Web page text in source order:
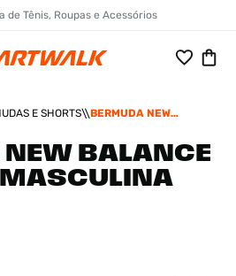
de Tênis, Roupas e Acessórios
E SHORTS
BERMUDA NEW
MASCULINA
BALANCE
MASCULINA